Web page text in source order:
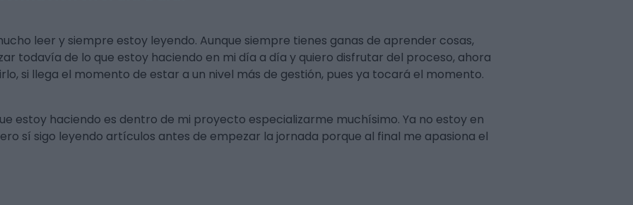
leer y siempre estoy leyendo. Aunque siempre tienes ganas de aprender cosas,
todavía de lo que estoy haciendo en mi día a día y quiero disfrutar del proceso, ahora
si llega el momento de estar a un nivel más de gestión, pues ya tocará el momento.
estoy haciendo es dentro de mi proyecto especializarme muchísimo. Ya no estoy en
sí sigo leyendo artículos antes de empezar la jornada porque al final me apasiona el